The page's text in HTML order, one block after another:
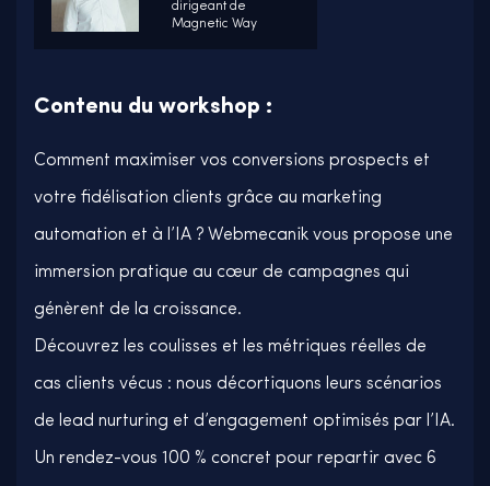
dirigeant de
Magnetic Way
Contenu du workshop :
Comment maximiser vos conversions prospects et
votre fidélisation clients grâce au marketing
automation et à l’IA ? Webmecanik vous propose une
immersion pratique au cœur de campagnes qui
génèrent de la croissance.
Découvrez les coulisses et les métriques réelles de
cas clients vécus : nous décortiquons leurs scénarios
de lead nurturing et d’engagement optimisés par l’IA.
Un rendez-vous 100 % concret pour repartir avec 6